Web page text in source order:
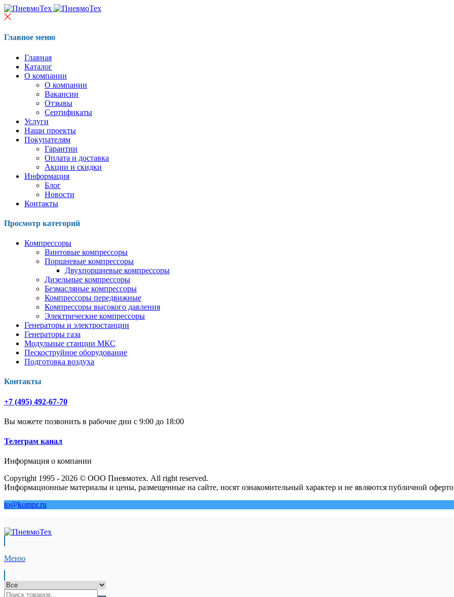
Главное меню
Главная
Каталог
О компании
О компании
Вакансии
Отзывы
Сертификаты
Услуги
Наши проекты
Покупателям
Гарантии
Оплата и доставка
Акции и скидки
Информация
Блог
Новости
Контакты
Просмотр категорий
Компрессоры
Винтовые компрессоры
Поршневые компрессоры
Двухпоршневые компрессоры
Дизельные компрессоры
Безмасляные компрессоры
Компрессоры передвижные
Компрессоры высокого давления
Электрические компрессоры
Генераторы и электростанции
Генераторы газа
Модульные станции МКС
Пескоструйное оборудование
Подготовка воздуха
Контакты
+7 (495) 492-67-70
Вы можете позвонить в рабочие дни с 9:00 до 18:00
Телеграм канал
Информация о компании
Copyright 1995 - 2026 © ООО Пневмотех. All right reserved.
Информационные материалы и цены, размещенные на сайте, носят ознакомительный характер и не являются публичной
to@kompr.ru
Меню